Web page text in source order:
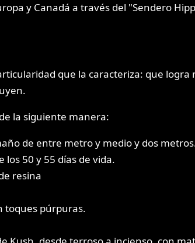
y Canadá a través del "Sendero
que la caracteriza: que
la siguiente manera:
de entre metro y medio y dos
50 y 55 días de vida.
resina
toques púrpuras.